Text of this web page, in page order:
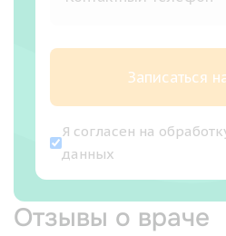
Записаться
Я согласен на
данных
Отзывы о враче